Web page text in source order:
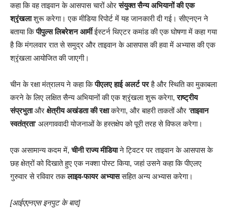
कहा कि वह ताइवान के आसपास चारों ओरसंयुक्त सैन्य अभियानों की एक
श्रृंखलाशुरू करेगा। एक मीडिया रिपोर्ट में यह जानकारी दी गई। सीएनएन ने
बताया किपीपुल्स लिबरेशन आर्मीईस्टर्न थिएटर कमांड की एक घोषणा में कहा गया
है कि मंगलवार रात से समुद्र और ताइवान के आसपास की हवा में अभ्यास की एक
श्रृंखला आयोजित की जाएगी।
चीन के रक्षा मंत्रालय ने कहा किपीएलए हाई अलर्ट परहै और स्थिति का मुकाबला
करने के लिए लक्षित सैन्य अभियानों की एक श्रृंखला शुरू करेगा,राष्ट्रीय
संप्रभुताऔर क्षेत्रीय अखंडता की रक्षाकरेगा, और बाहरी ताकतों और ‘ताइवान
स्वतंत्रता‘ अलगाववादी योजनाओं के हस्तक्षेप को पूरी तरह से विफल करेगा।
एक असामान्य कदम में,चीनी राज्य मीडियाने ट्विटर पर ताइवान के आसपास के
छह क्षेत्रों को दिखाते हुए एक नक्शा पोस्ट किया, जहां उसने कहा कि पीएलए
गुरुवार से रविवार तकलाइव-फायर अभ्याससहित अन्य अभ्यास करेगा।
[आईएएनएस इनपुट के बाद]